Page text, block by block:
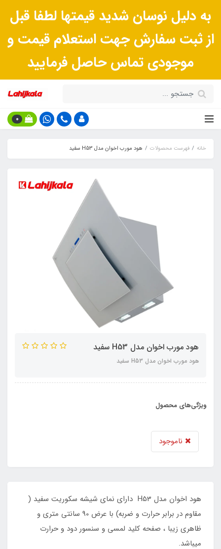
به دلیل نوسان شدید قیمتها لطفا قبل
از ثبت سفارش جهت استعلام قیمت و
موجودی تماس حاصل فرمایید
0
خانه فهرست محصولات هود مورب اخوان مدل H53 سفید
هود مورب اخوان مدل H53 سفید
هود مورب اخوان مدل H53 سفید
ویژگی‌های محصول
ناموجود
هود اخوان مدل H53 دارای نمای شیشه سکوریت سفید (
مقاوم در برابر حرارت و ضربه) با عرض 90 سانتی متری و
ظاهری زیبا ، صفحه کلید لمسی و سنسور دود و حرارت
میباشد.